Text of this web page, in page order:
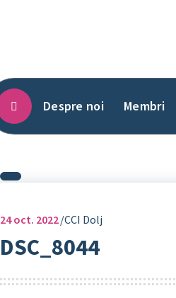
Despre noi Membri
24oct. 2022 CCI Dolj
DSC_8044